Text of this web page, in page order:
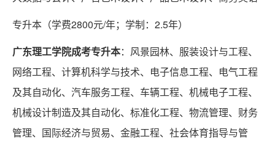
专升本 （学费2800元/年；学制：2.5年）
广东理工学院成考专升本：风景园林、服装设计与工程、
网络工程、计算机科学与技术、电子信息工程、电气工程
及其自动化、汽车服务工程、车辆工程、机械电子工程、
机械设计制造及其自动化、标准化工程、物流管理、财务
管理、国际经济与贸易、金融工程、社会体育指导与管